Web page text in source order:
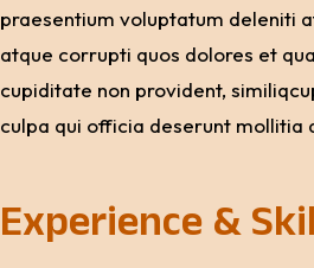
praesentium voluptatum deleniti
atque corrupti quos dolores et
cupiditate non provident,
culpa qui officia deserunt mollitia
Experience &